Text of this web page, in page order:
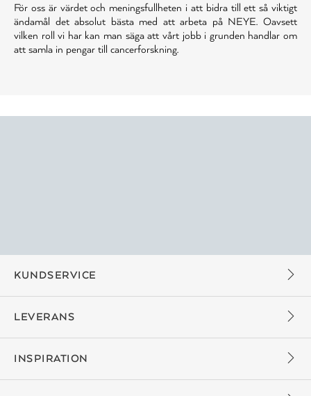
För oss är värdet och meningsfullheten i att bidra till ett så viktigt
ändamål det absolut bästa med att arbeta på NEYE. Oavsett
vilken roll vi har kan man säga att vårt jobb i grunden handlar om
att samla in pengar till cancerforskning.
KUNDSERVICE
LEVERANS
INSPIRATION